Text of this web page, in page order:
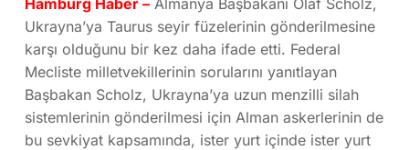
Hamburg Haber – Almanya Başbakanı Olaf Scholz,
Ukrayna’ya Taurus seyir füzelerinin gönderilmesine
karşı olduğunu bir kez daha ifade etti. Federal
Mecliste milletvekillerinin sorularını yanıtlayan
Başbakan Scholz, Ukrayna’ya uzun menzilli silah
sistemlerinin gönderilmesi için Alman askerlerinin de
bu sevkiyat kapsamında, ister yurt içinde ister yurt